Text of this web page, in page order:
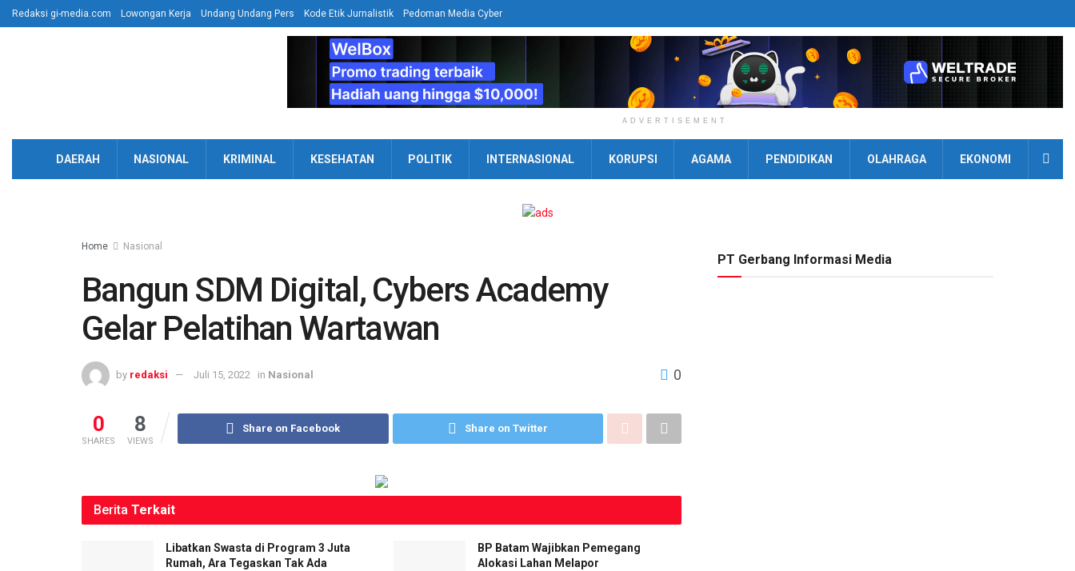
Redaksi gi-media.com Lowongan Kerja Undang Undang Pers Kode Etik Jurnalistik Pedoman Media Cyber
ADVERTISEMENT
DAERAH NASIONAL KRIMINAL KESEHATAN POLITIK INTERNASIONAL KORUPSI AGAMA PENDIDIKAN OLAHRAGA EKONOMI
Home Nasional
Bangun SDM Digital, Cybers Academy
Gelar Pelatihan Wartawan
by redaksi Juli 15, 2022 in Nasional 0
0
SHARES
8
VIEWS
Share on Facebook Share on Twitter
Berita Terkait
Libatkan Swasta di Program 3 Juta
Rumah, Ara Tegaskan Tak Ada
BP Batam Wajibkan Pemegang
Alokasi Lahan Melapor
PT Gerbang Informasi Media